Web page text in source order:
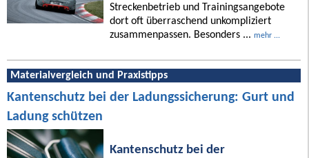
Streckenbetrieb und Trainingsangebote
dort oft überraschend unkompliziert
zusammenpassen. Besonders ... mehr ...
Materialvergleich und Praxistipps
Kantenschutz bei der Ladungssicherung: Gurt und
Ladung schützen
Kantenschutz bei der